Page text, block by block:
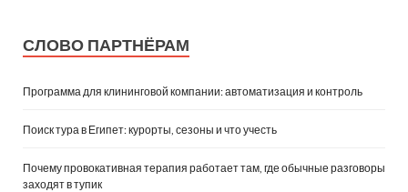
СЛОВО ПАРТНЁРАМ
Программа для клининговой компании: автоматизация и контроль
Поиск тура в Египет: курорты, сезоны и что учесть
Почему провокативная терапия работает там, где обычные разговоры
заходят в тупик